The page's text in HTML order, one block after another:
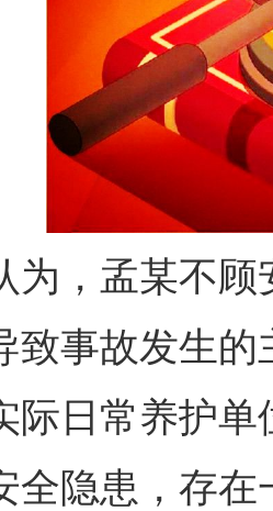
，孟某不顾
致事故发生
际日常养护
全隐患，存在